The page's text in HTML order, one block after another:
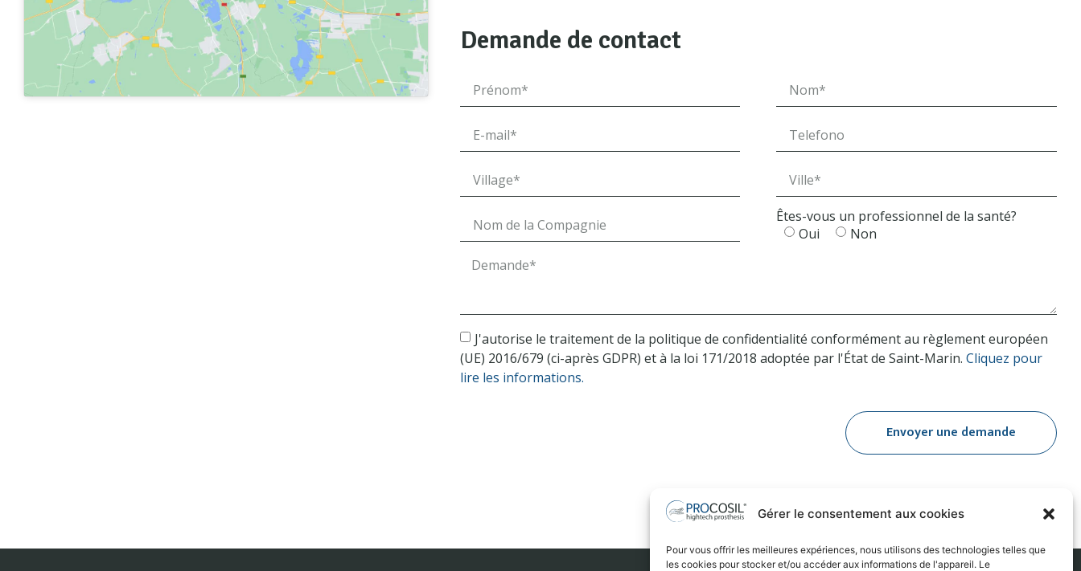
Gérer le consentement aux cookies
Pour vous offrir les meilleures expériences, nous utilisons des technologies telles que
les cookies pour stocker et/ou accéder aux informations de l'appareil. Le
Demande de contact
Êtes-vous un professionnel de la santé?
Oui
Non
J'autorise le traitement de la politique de confidentialité conformément au règlement européen
(UE) 2016/679 (ci-après GDPR) et à la loi 171/2018 adoptée par l'État de Saint-Marin. Cliquez pour
lire les informations.
Envoyer une demande